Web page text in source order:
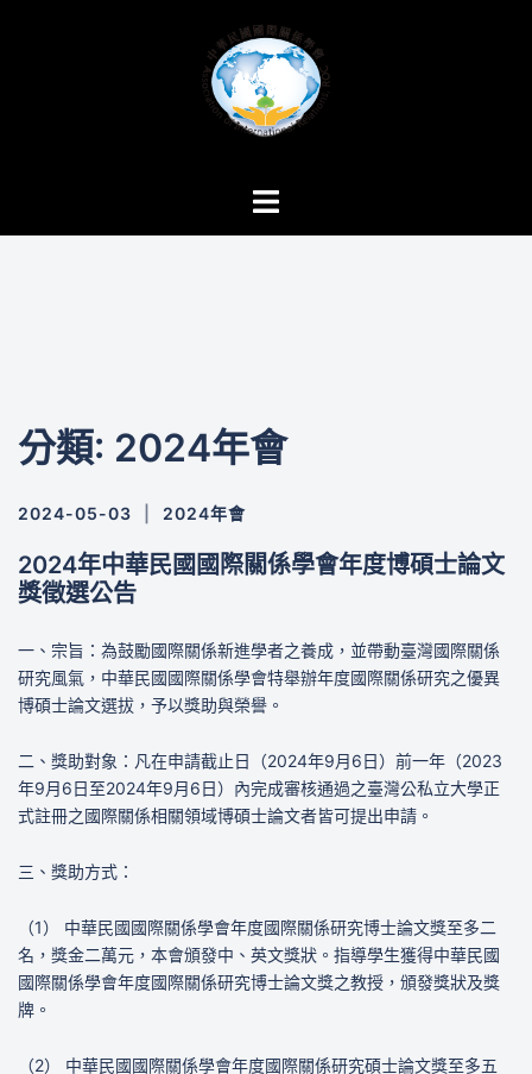
Toggle
分類: 2024年會
2024-05-03 2024年會
2024年中華民國國際關係學會年度博碩士論文
獎徵選公告
一、宗旨：為鼓勵國際關係新進學者之養成，並帶動臺灣國際關係
研究風氣，中華民國國際關係學會特舉辦年度國際關係研究之優異
博碩士論文選拔，予以獎助與榮譽。
二、獎助對象：凡在申請截止日（2024年9月6日）前一年（2023
年9月6日至2024年9月6日）內完成審核通過之臺灣公私立大學正
式註冊之國際關係相關領域博碩士論文者皆可提出申請。
三、獎助方式：
（1） 中華民國國際關係學會年度國際關係研究博士論文獎至多二
名，獎金二萬元，本會頒發中、英文獎狀。指導學生獲得中華民國
國際關係學會年度國際關係研究博士論文獎之教授，頒發獎狀及獎
牌。
（2） 中華民國國際關係學會年度國際關係研究碩士論文獎至多五